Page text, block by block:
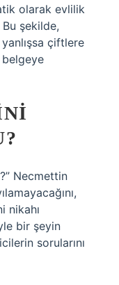
olarak evlilik
şekilde,
çiftlere
Necmettin
nikahı
bir şeyin
sorularını